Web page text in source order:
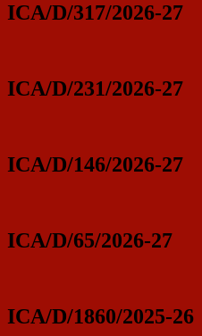
ICA/D/317/2026-27
ICA/D/231/2026-27
ICA/D/146/2026-27
ICA/D/65/2026-27
ICA/D/1860/2025-26